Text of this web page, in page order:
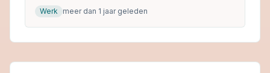
Werk meer dan 1 jaar geleden